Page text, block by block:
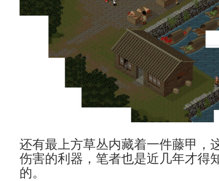
还有最上方草丛内藏着一件藤甲，
伤害的利器，笔者也是近几年才得
的。